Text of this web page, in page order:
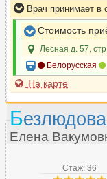
Врач принимает в
Стоимость
Лесная д. 57,
Белорусская
На карте
Стаж: 36
Безлюдова
Елена